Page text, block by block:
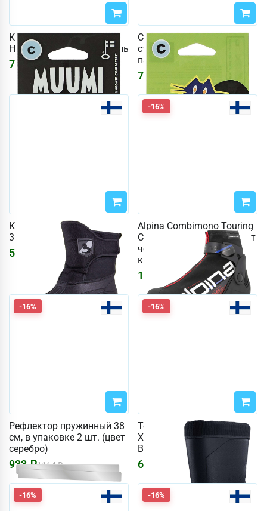
Килу C Отражатель
Ниискунеити Муми-тролль
777 ₽ 928
Светоотражающий
съемник молнии WWF
панда
777
Конюшни Horze, размер
36. (цвет Черный)
5913
-16%
Alpina Combimono Touring
Classic JR размер 40 (цвет
черный / белый /
красный)
18543 22132 ₽
-16%
Рефлектор пружинный 38
см, в упаковке 2 шт. (цвет
серебро)
933₽1114₽
-16%
Термосапоги DryWalker
Xtrack Ultra 41 (цвет
ВЕСТИ)
6225 7430
-16% -16%